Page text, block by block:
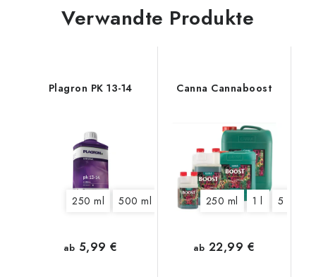
Verwandte Produkte
Plagron PK 13-14
250 ml 500 ml 5 l 10 l 20 l
ab 5,99 €
Canna Cannaboost
250 ml 1 l 5 l
ab 22,99 €